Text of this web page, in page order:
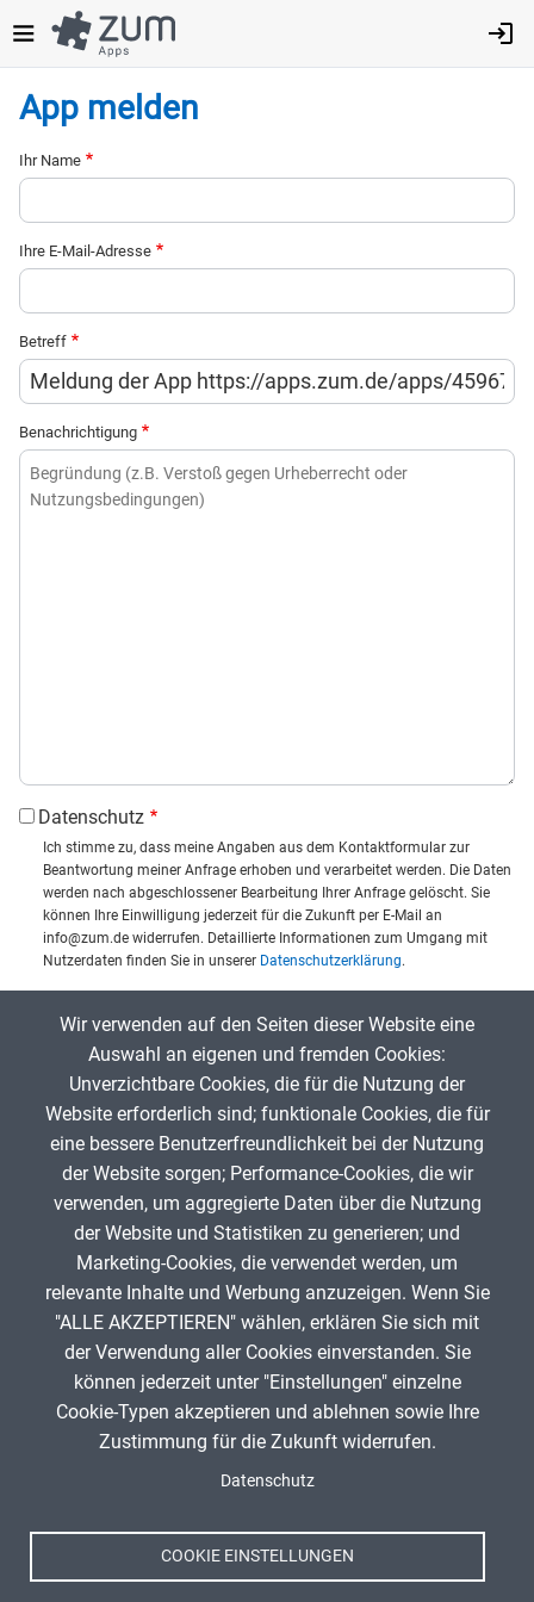
zum
Inhalt
App melden
Ihr Name
Ihre E-Mail-Adresse
Betreff
Benachrichtigung
Datenschutz
Ich stimme zu, dass meine Angaben aus dem Kontaktformular zur
Beantwortung meiner Anfrage erhoben und verarbeitet werden. Die Daten
werden nach abgeschlossener Bearbeitung Ihrer Anfrage gelöscht. Sie
können Ihre Einwilligung jederzeit für die Zukunft per E-Mail an
info@zum.de widerrufen. Detaillierte Informationen zum Umgang mit
Nutzerdaten finden Sie in unserer Datenschutzerklärung.
Captcha eingeben:
Gib die Zeichen aus dem Bild oben ein,
beachte Groß- und Kleinschreibung.
Um Spam zu verhindern, gib bitte die Zeichenfolge aus dem Bild
oben ein.
ANZEIGE
Spenden
Impressum
Wir verwenden auf den Seiten dieser Website eine
Auswahl an eigenen und fremden Cookies:
Unverzichtbare Cookies, die für die Nutzung der
Website erforderlich sind; funktionale Cookies, die für
eine bessere Benutzerfreundlichkeit bei der Nutzung
der Website sorgen; Performance-Cookies, die wir
verwenden, um aggregierte Daten über die Nutzung
der Website und Statistiken zu generieren; und
Marketing-Cookies, die verwendet werden, um
relevante Inhalte und Werbung anzuzeigen. Wenn Sie
"ALLE AKZEPTIEREN" wählen, erklären Sie sich mit
der Verwendung aller Cookies einverstanden. Sie
können jederzeit unter "Einstellungen" einzelne
Cookie-Typen akzeptieren und ablehnen sowie Ihre
Zustimmung für die Zukunft widerrufen.
Datenschutz
COOKIE EINSTELLUNGEN